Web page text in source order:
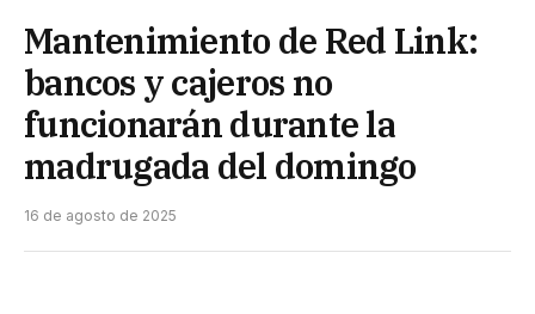
Mantenimiento de Red Link:
bancos y cajeros no
funcionarán durante la
madrugada del domingo
16 de agosto de 2025